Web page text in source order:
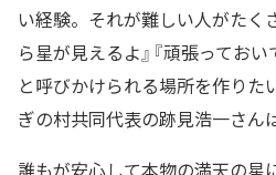
い経験。それが難しい人がたく
ら星が見えるよ』『頑張ってお
と呼びかけられる場所を作りた
ぎの村共同代表の跡見浩一さん
誰もが安心して本物の満天の星